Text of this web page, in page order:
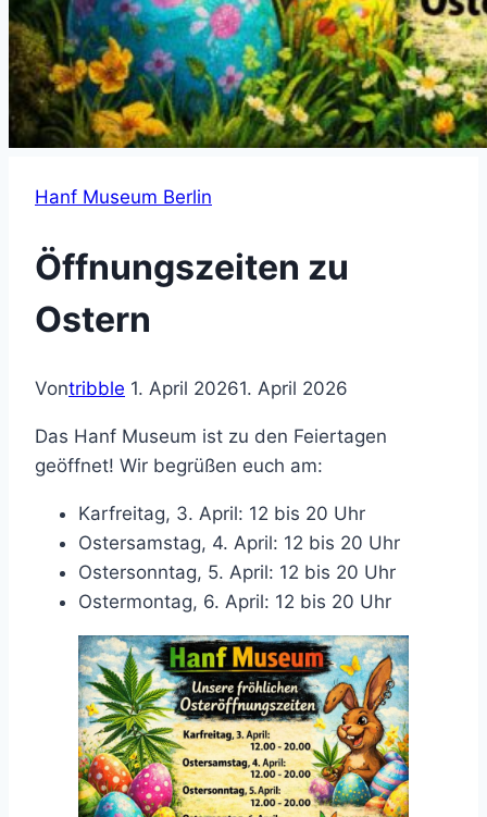
Hanf Museum Berlin
Öffnungszeiten zu
Ostern
Vontribble 1. April 20261. April 2026
Das Hanf Museum ist zu den Feiertagen
geöffnet! Wir begrüßen euch am:
Karfreitag, 3. April: 12 bis 20 Uhr
Ostersamstag, 4. April: 12 bis 20 Uhr
Ostersonntag, 5. April: 12 bis 20 Uhr
Ostermontag, 6. April: 12 bis 20 Uhr